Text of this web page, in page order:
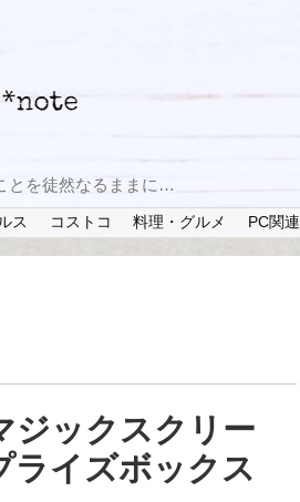
とを徒然なるままに…
ス コストコ 料理・グルメ PC関連
ジックスクリー
ライズボックス